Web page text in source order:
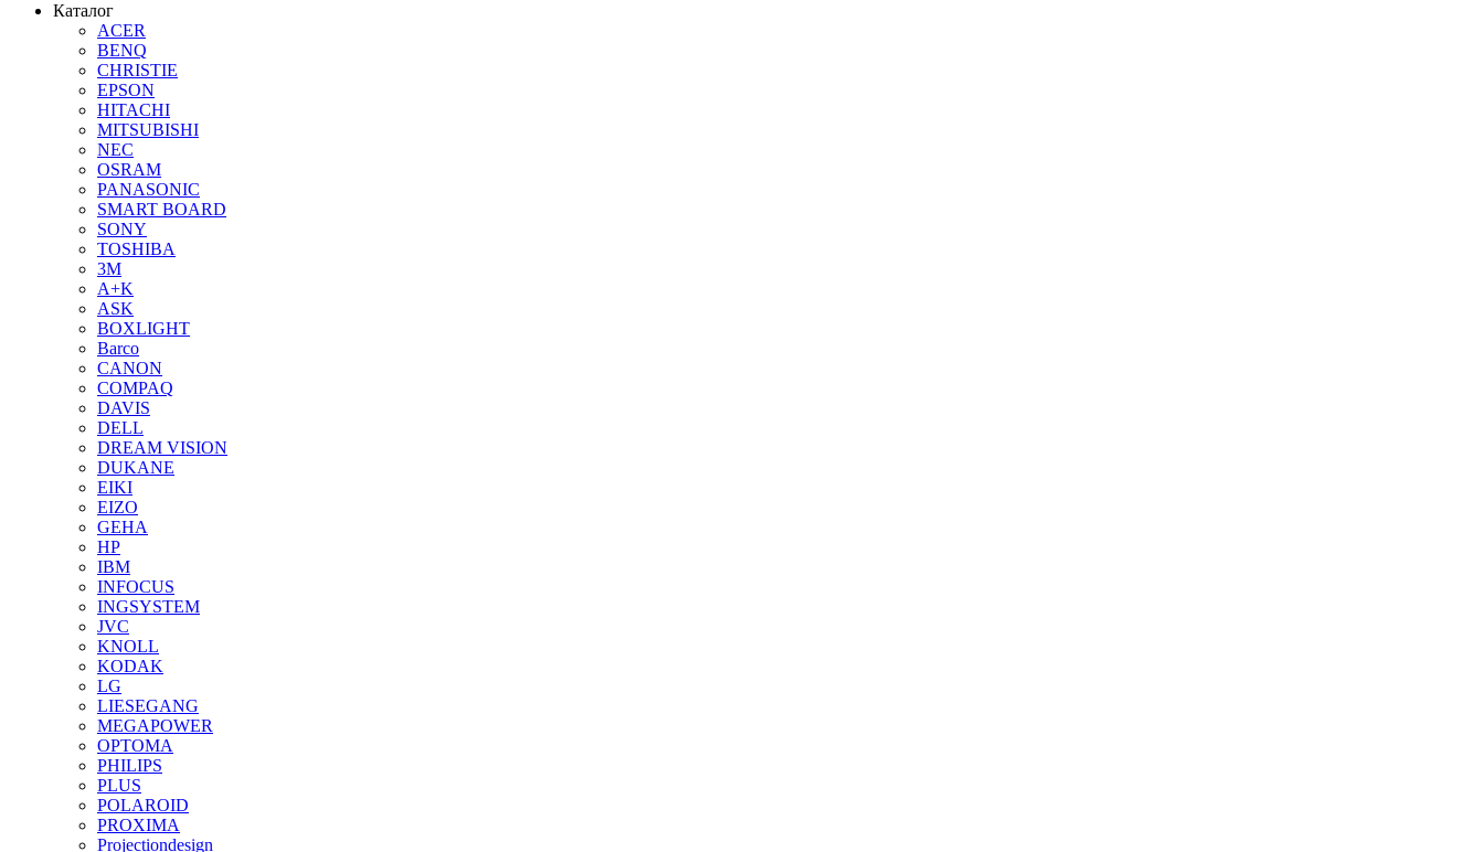
Каталог
ACER
BENQ
CHRISTIE
EPSON
HITACHI
MITSUBISHI
NEC
OSRAM
PANASONIC
SMART BOARD
SONY
TOSHIBA
3М
A+K
ASK
BOXLIGHT
Barco
CANON
COMPAQ
DAVIS
DELL
DREAM VISION
DUKANE
EIKI
EIZO
GEHA
HP
IBM
INFOCUS
INGSYSTEM
JVC
KNOLL
KODAK
LG
LIESEGANG
MEGAPOWER
OPTOMA
PHILIPS
PLUS
POLAROID
PROXIMA
Projectiondesign